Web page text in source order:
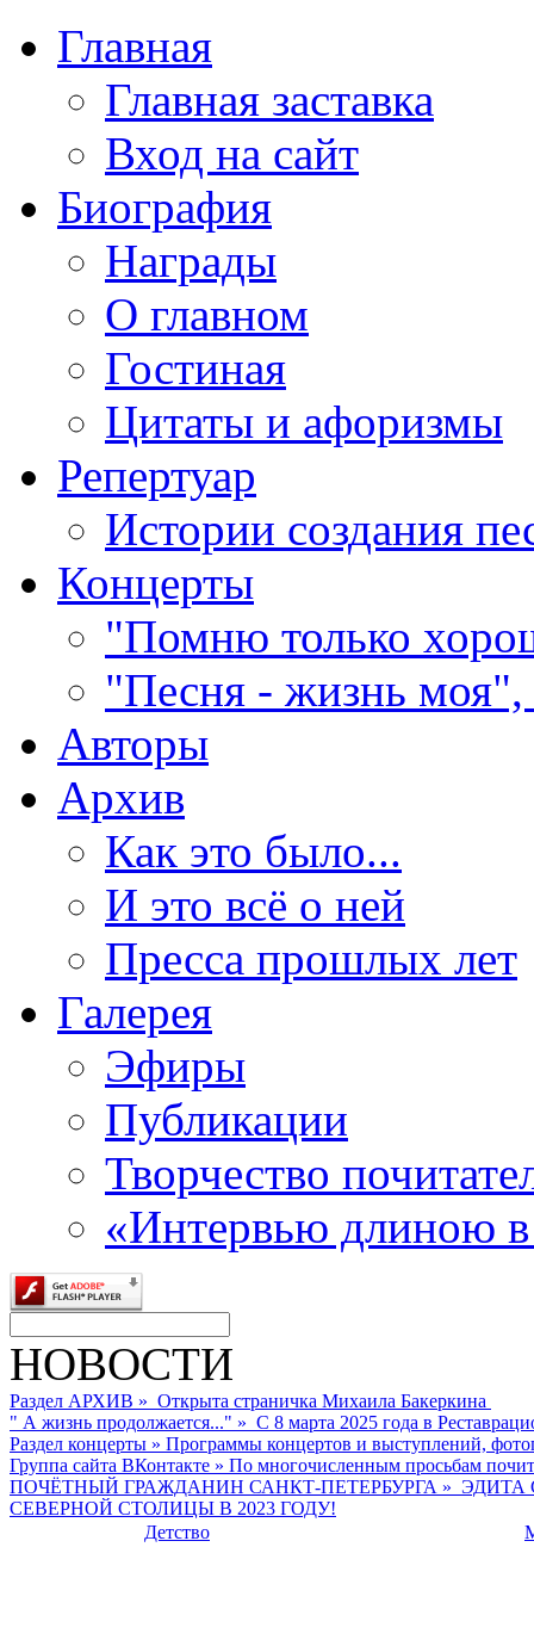
Главная
Главная заставка
Вход на сайт
Биография
Награды
О главном
Гостиная
Цитаты и афоризмы
Репертуар
Истории создания
Концерты
"Помню только
"Песня - жизнь моя",
Авторы
Архив
Как это было...
И это всё о ней
Пресса прошлых лет
Галерея
Эфиры
Публикации
Творчество
«Интервью длиною
НОВОСТИ
Раздел АРХИВ » Открыта страничка Михаила Бакеркина
" А жизнь продолжается..." » С 8 марта 2025 года в
Раздел концерты » Программы концертов и выступлений,
Группа сайта ВКонтакте » По многочисленным просьбам
ПОЧЁТНЫЙ ГРАЖДАНИН САНКТ-ПЕТЕРБУРГА » ЭДИТА
СЕВЕРНОЙ СТОЛИЦЫ В 2023 ГОДУ!
Детство